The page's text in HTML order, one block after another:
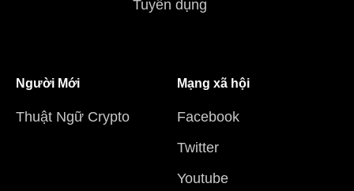
Tuyển dụng
Người Mới
Thuật Ngữ Crypto
Mạng xã hội
Facebook
Twitter
Youtube